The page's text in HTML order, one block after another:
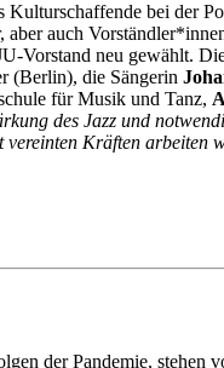
Kulturschaffende bei der
auch
Vorstand neu gewählt.
(Berlin), die Sängerin
für Musik und Tanz,
des Jazz und
Kräften arbeiten
der Pandemie, stehen